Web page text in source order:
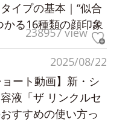
イプの基本｜“似合
かる16種類の顔印象
238957 view
2025/08/22
ョート動画】新・シ
液「ザ リンクルセ
すすめの使い方っ